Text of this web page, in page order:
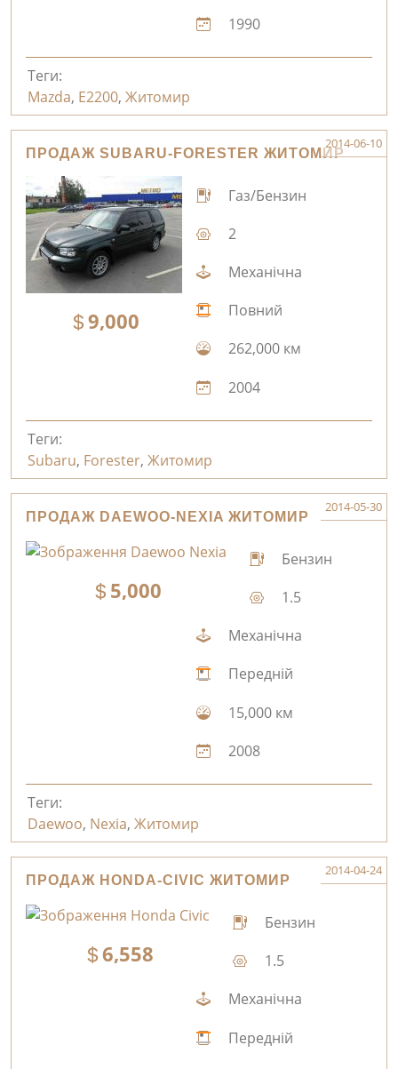
1990
Теги:
Mazda, E2200, Житомир
ПРОДАЖ SUBARU-FORESTER ЖИТОМИР
2014-06-10
9,000
Газ/Бензин
2
Механічна
Повний
262,000 км
2004
Теги:
Subaru, Forester, Житомир
ПРОДАЖ DAEWOO-NEXIA ЖИТОМИР
2014-05-30
5,000
Бензин
1.5
Механічна
Передній
15,000 км
2008
Теги:
Daewoo, Nexia, Житомир
ПРОДАЖ HONDA-CIVIC ЖИТОМИР
2014-04-24
6,558
Бензин
1.5
Механічна
Передній